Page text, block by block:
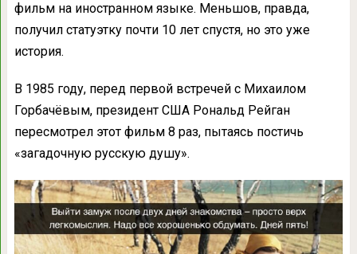
фильм на иностранном языке. Меньшов, правда,
получил статуэтку почти 10 лет спустя, но это уже
история.
В 1985 году, перед первой встречей с Михаилом
Горбачёвым, президент США Рональд Рейган
пересмотрел этот фильм 8 раз, пытаясь постичь
«загадочную русскую душу».